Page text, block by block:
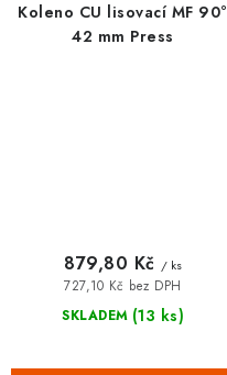
Koleno CU lisovací MF 90°
42 mm Press
SKLADEM (13 ks)
727,10 Kč bez DPH
879,80 Kč / ks